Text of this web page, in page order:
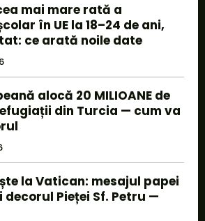
mai mare rată a
în UE la 18–24 de ani,
ce arată noile date
alocă 20 MILIOANE de
din Turcia — cum va
la Vatican: mesajul papei
decorul Pieței Sf. Petru —